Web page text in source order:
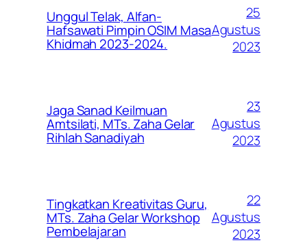
Unggul Telak, Alfan-
Hafsawati Pimpin OSIM Masa
Khidmah 2023-2024.
25
Agustus
2023
Jaga Sanad Keilmuan
Amtsilati, MTs. Zaha Gelar
Rihlah Sanadiyah
23
Agustus
2023
Tingkatkan Kreativitas Guru,
MTs. Zaha Gelar Workshop
Pembelajaran
22
Agustus
2023